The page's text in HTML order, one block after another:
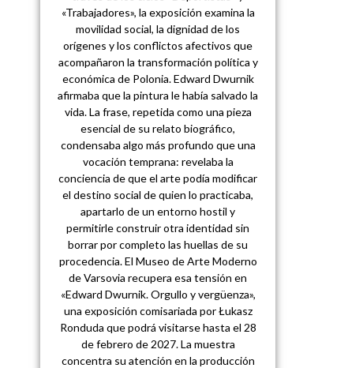
«Trabajadores», la exposición examina la
movilidad social, la dignidad de los
orígenes y los conflictos afectivos que
acompañaron la transformación política y
económica de Polonia. Edward Dwurnik
afirmaba que la pintura le había salvado la
vida. La frase, repetida como una pieza
esencial de su relato biográfico,
condensaba algo más profundo que una
vocación temprana: revelaba la
conciencia de que el arte podía modificar
el destino social de quien lo practicaba,
apartarlo de un entorno hostil y
permitirle construir otra identidad sin
borrar por completo las huellas de su
procedencia. El Museo de Arte Moderno
de Varsovia recupera esa tensión en
«Edward Dwurnik. Orgullo y vergüenza»,
una exposición comisariada por Łukasz
Ronduda que podrá visitarse hasta el 28
de febrero de 2027. La muestra
concentra su atención en la producción